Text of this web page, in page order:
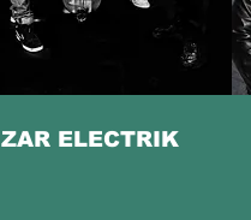
ZAR ELECTRIK